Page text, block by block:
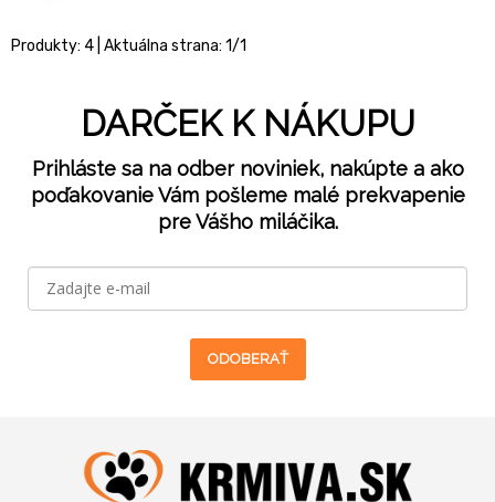
Produkty: 4 | Aktuálna strana: 1/1
DARČEK K NÁKUPU
Prihláste sa na odber noviniek, nakúpte a ako
poďakovanie Vám pošleme malé prekvapenie
pre Vášho miláčika.
ODOBERAŤ